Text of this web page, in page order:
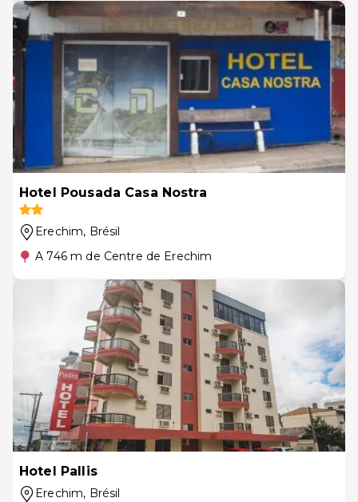
Hotel Pousada Casa Nostra
Erechim, Brésil
A 746 m de Centre de Erechim
Hotel Pallis
Erechim, Brésil